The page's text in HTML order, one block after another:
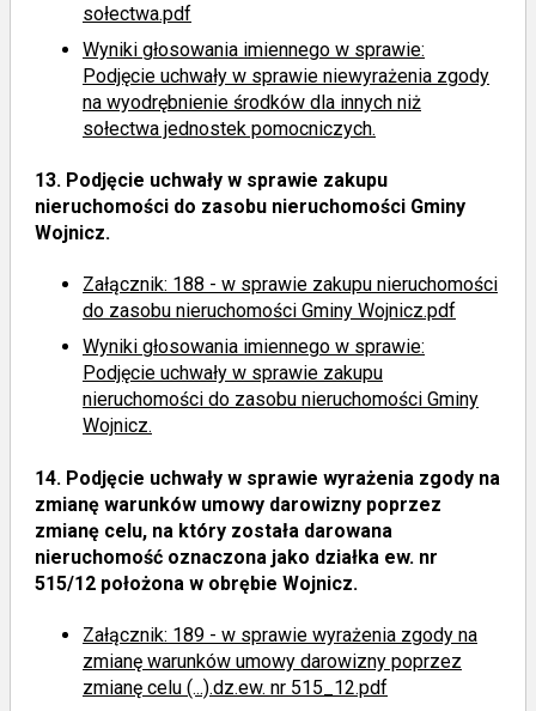
sołectwa.pdf
Wyniki głosowania imiennego w sprawie:
Podjęcie uchwały w sprawie niewyrażenia zgody
na wyodrębnienie środków dla innych niż
sołectwa jednostek pomocniczych.
13. Podjęcie uchwały w sprawie zakupu
nieruchomości do zasobu nieruchomości Gminy
Wojnicz.
Załącznik: 188 - w sprawie zakupu nieruchomości
do zasobu nieruchomości Gminy Wojnicz.pdf
Wyniki głosowania imiennego w sprawie:
Podjęcie uchwały w sprawie zakupu
nieruchomości do zasobu nieruchomości Gminy
Wojnicz.
14. Podjęcie uchwały w sprawie wyrażenia zgody na
zmianę warunków umowy darowizny poprzez
zmianę celu, na który została darowana
nieruchomość oznaczona jako działka ew. nr
515/12 położona w obrębie Wojnicz.
Załącznik: 189 - w sprawie wyrażenia zgody na
zmianę warunków umowy darowizny poprzez
zmianę celu (...).dz.ew. nr 515_12.pdf